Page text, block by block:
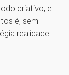
criativo, e
é, sem
realidade